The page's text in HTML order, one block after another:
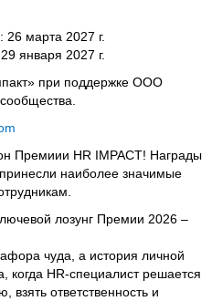
марта 2027 г.
января 2027 г.
при поддержке ООО
Премиии HR IMPACT! Награды
наиболее значимые
лозунг Премии 2026 –
чуда, а история личной
когда HR-специалист решается
взять ответственность и